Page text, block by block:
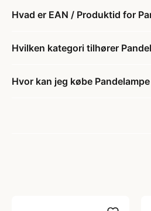
Hvad er EAN / Produktid for
Hvilken kategori tilhører
Hvor kan jeg købe